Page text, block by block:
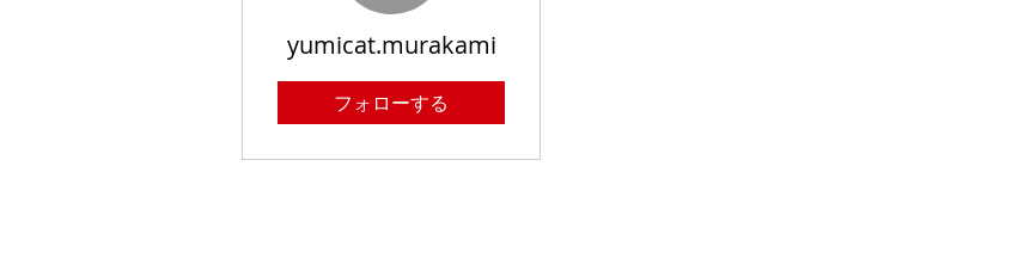
yumicat.murakami
フォローする